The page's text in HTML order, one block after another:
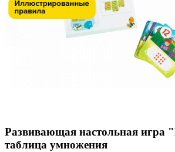
Развивающая настольная игра
таблица умножения